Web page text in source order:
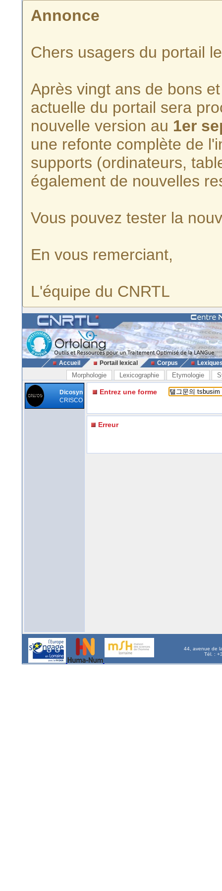
Annonce
Chers usagers du portail
Après vingt ans de bons
actuelle du portail sera
nouvelle version au 1er
une refonte complète de
supports (ordinateurs,
également de nouvelles
Vous pouvez tester la
En vous remerciant,
L'équipe du CNRTL
Accueil Portail lexical Corpus
Morphologie Lexicographie Etymologie
Dicosyn
CRISCO
Entrez une forme
Erreur
44, avenue de
Tél. :